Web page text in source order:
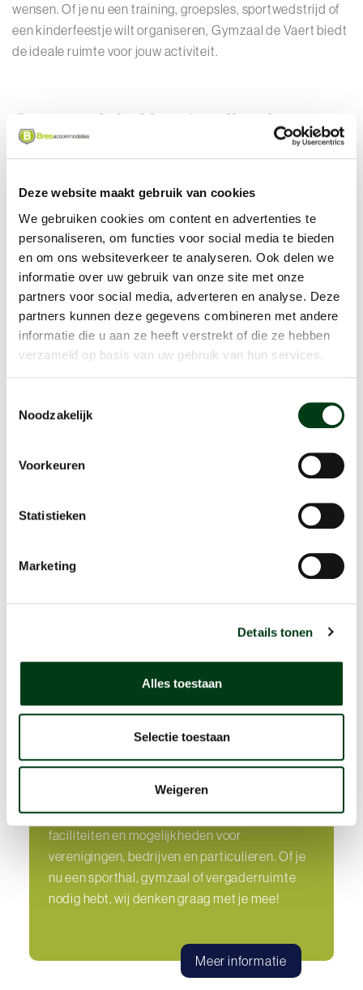
Deze website maakt gebruik van cookies
We gebruiken cookies om content en advertenties te
personaliseren, om functies voor social media te bieden
en om ons websiteverkeer te analyseren. Ook delen we
informatie over uw gebruik van onze site met onze
partners voor social media, adverteren en analyse. Deze
partners kunnen deze gegevens combineren met andere
informatie die u aan ze heeft verstrekt of die ze hebben
verzameld op basis van uw gebruik van hun services.
Noodzakelijk
Voorkeuren
Statistieken
Marketing
Details tonen
Alles toestaan
Selectie toestaan
Weigeren
wensen. Of je nu een training, groepsles, sportwedstrijd of
een kinderfeestje wilt organiseren, Gymzaal de Vaert biedt
de ideale ruimte voor jouw activiteit.
Gymzaal de Vaert online huren
rekening mee dat deze tijd inclusief het eventuele op- en
afbouw is. Huur je als vereniging op contractbasis? Gebruik
dan ‘Mijn verhuur’ om extra huurmomenten toe te voegen.
Na inloggen open je het betreffende contract en kies je voor
de optie ‘+ Boeking toevoegen’.
Wil je een wedstrijd organiseren of heb je speciale wensen?
Neem dan contact met ons op
viaverhuur@bresaccommodaties.nl . Dit geldt ook voor
Sportruimte huren in de
Hoeksche Waard
sportlocaties die geschikt zijn voor zowel
recreatief als professioneel gebruik. Onze
accommodaties bieden een breed scala aan
faciliteiten en mogelijkheden voor
verenigingen, bedrijven en particulieren. Of je
nu een sporthal, gymzaal of vergaderruimte
nodig hebt, wij denken graag met je mee!
Meer informatie